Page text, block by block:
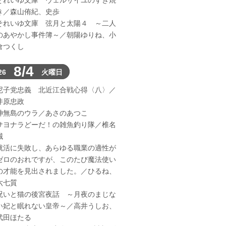
／森山侑紀、史歩
れいゆ文庫 弦月と太陽４ ～二人
あやかし事件簿～／朝陽ゆりね、小
つくし
8/4 火曜日
子党忠義 北近江合戦心得〈八〉／
原忠政
無島のウラ／あさのあつこ
ヨナラどーだ！の雑魚釣り隊／椎名
活に失敗し、あらゆる職業の適性が
ロのおれですが、このたび魔法使い
才能を見出されました。／ひるね、
七質
いと猫の後宮夜話 ～月夜のまじな
妃と眠れない皇帝～／高井うしお、
田ほたる